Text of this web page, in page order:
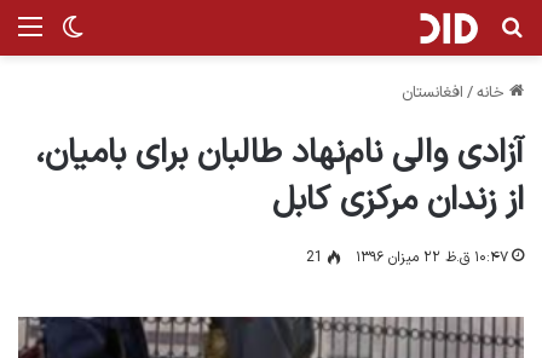
تغییر جستجو برای
خانه/ افغانستان
آزادی والی نام‌نهاد طالبان برای بامیان،
از زندان مرکزی کابل
۱۰:۴۷ ق.ظ ۲۲ میزان ۱۳۹۶ 21